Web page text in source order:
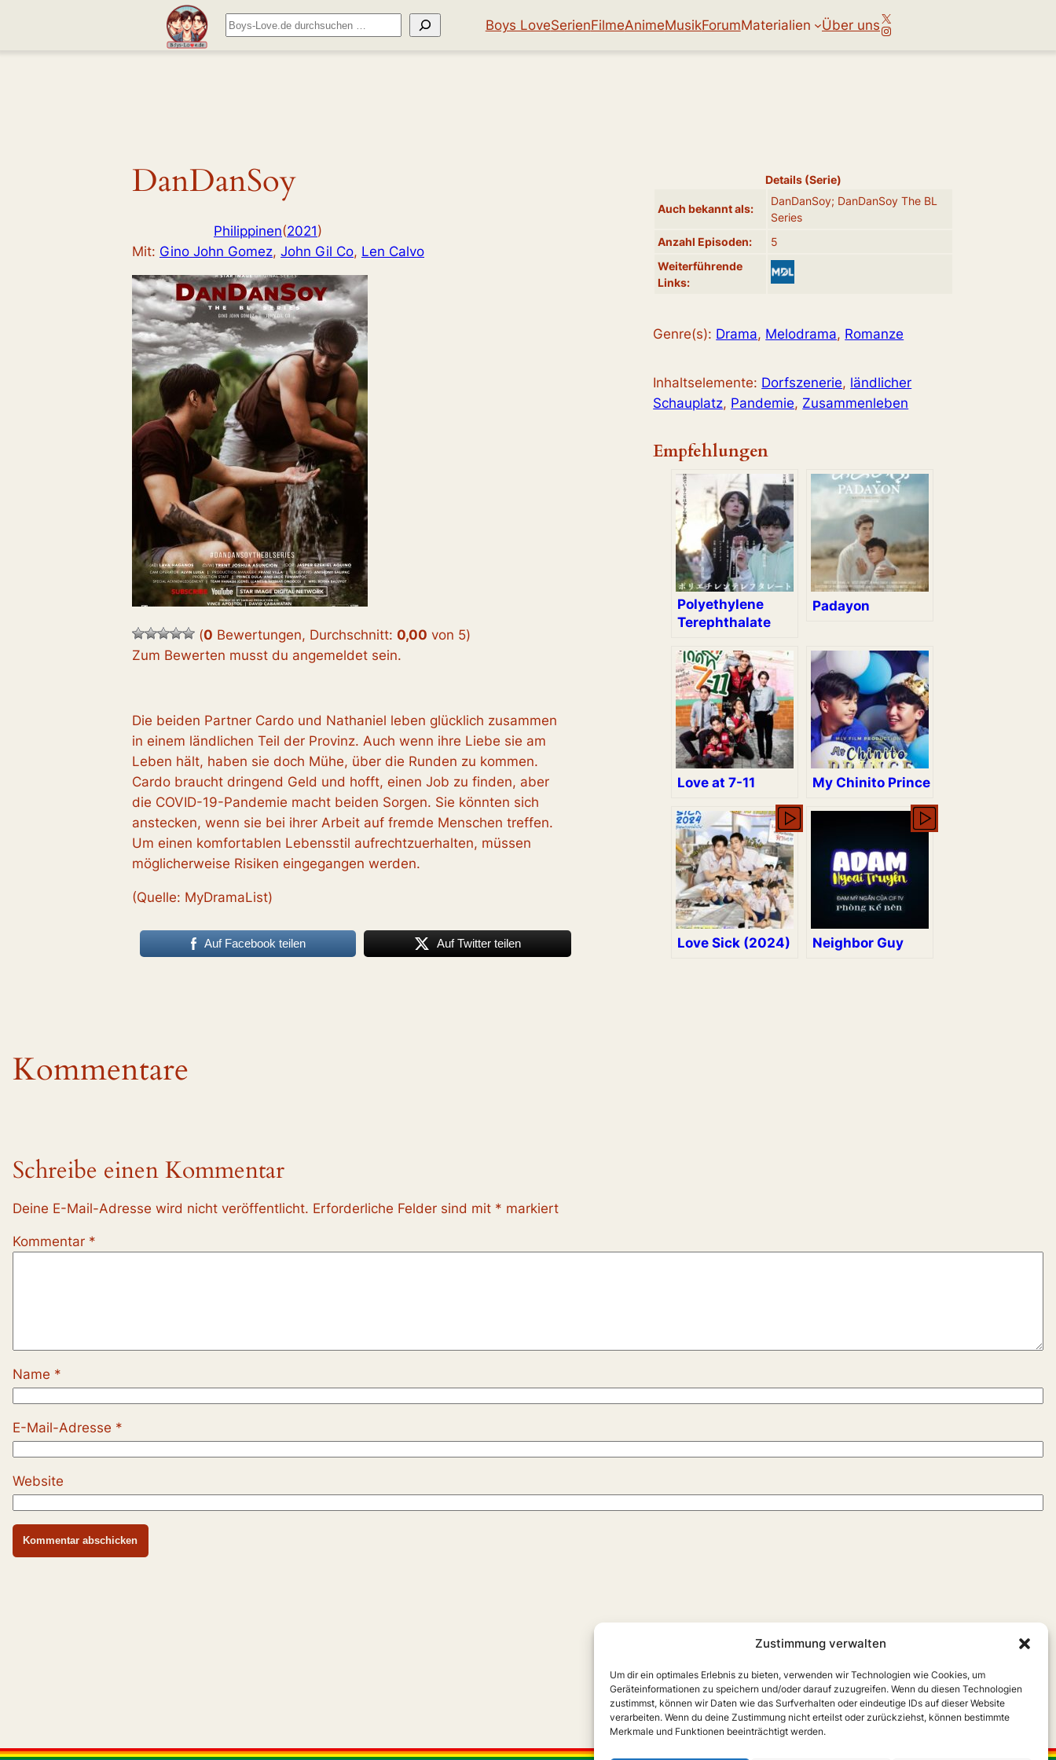
Zustimmung verwalten
Um dir ein optimales Erlebnis zu bieten, verwenden wir Technologien wie Cookies, um
Geräteinformationen zu speichern und/oder darauf zuzugreifen. Wenn du diesen Technologien
zustimmst, können wir Daten wie das Surfverhalten oder eindeutige IDs auf dieser Website
verarbeiten. Wenn du deine Zustimmung nicht erteilst oder zurückziehst, können bestimmte
Merkmale und Funktionen beeinträchtigt werden.
Suchen Boys LoveSerienFilmeAnimeMusikForumMaterialien Über unsX
Instagram
DanDanSoy
Philippinen(2021)
Mit: Gino John Gomez, John Gil Co, Len Calvo
(0 Bewertungen, Durchschnitt: 0,00 von 5)
Zum Bewerten musst du angemeldet sein.
Die beiden Partner Cardo und Nathaniel leben glücklich zusammen
in einem ländlichen Teil der Provinz. Auch wenn ihre Liebe sie am
Leben hält, haben sie doch Mühe, über die Runden zu kommen.
Cardo braucht dringend Geld und hofft, einen Job zu finden, aber
die COVID-19-Pandemie macht beiden Sorgen. Sie könnten sich
anstecken, wenn sie bei ihrer Arbeit auf fremde Menschen treffen.
Um einen komfortablen Lebensstil aufrechtzuerhalten, müssen
möglicherweise Risiken eingegangen werden.
(Quelle: MyDramaList)
Auf Facebook teilen Auf Twitter teilen
Details (Serie)
Auch bekannt als:
DanDanSoy; DanDanSoy The BL
Series
Anzahl Episoden:
5
Weiterführende
Links:
Genre(s): Drama, Melodrama, Romanze
Inhaltselemente: Dorfszenerie, ländlicher
Schauplatz, Pandemie, Zusammenleben
Empfehlungen
Polyethylene
Terephthalate
Padayon
Love at 7-11 My Chinito Prince
Love Sick (2024) Neighbor Guy
Kommentare
Schreibe einen Kommentar
Deine E-Mail-Adresse wird nicht veröffentlicht. Erforderliche Felder sind mit * markiert
Kommentar *
Name *
E-Mail-Adresse *
Website